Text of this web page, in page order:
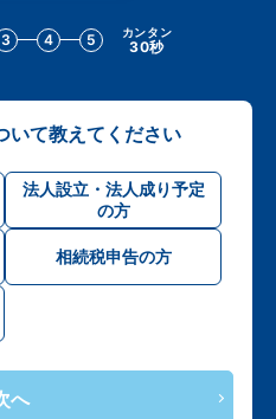
3 4 5 カンタン
30秒
いて教えてください
法人設立・法人成り予定
の方
相続税申告の方
へ